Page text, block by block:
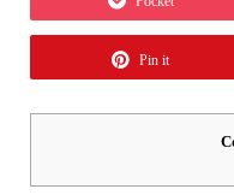
Pin it